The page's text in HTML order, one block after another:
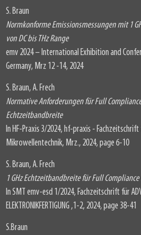
S. Braun
Normkonforme Emissionsmessungen mit 1
von DC bis THz Range
emv 2024 – International Exhibition and
Germany, Mrz 12 -14, 2024
S. Braun, A. Frech
Normative Anforderungen für Full
Echtzeitbandbreite
In HF-Praxis 3/2024, hf-praxis - Fachzeitschrift
Mikrowellentechnik, Mrz., 2024, page 6-10
S. Braun, A. Frech
1 GHz Echtzeitbandbreite für Full
In SMT emv-esd 1/2024, Fachzeitschrift für
ELEKTRONIKFERTIGUNG ,1-2, 2024, page 38-41
S.Braun